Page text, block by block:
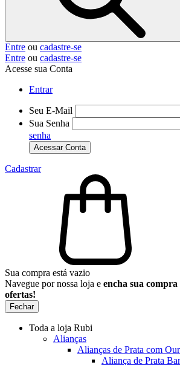
Entre ou cadastre-se
Entre ou cadastre-se
Acesse sua Conta
Entrar
Seu E-Mail
Sua Senha
senha
Acessar Conta
Cadastrar
Sua compra está vazio
Navegue por nossa loja e encha sua compra
ofertas!
Fechar
Toda a loja Rubi
Alianças
Alianças de Prata com
Aliança de Prata